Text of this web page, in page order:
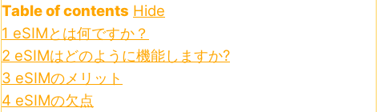
Table of contents Hide
1 eSIMとは何ですか？
2 eSIMはどのように機能しますか?
3 eSIMのメリット
4 eSIMの欠点